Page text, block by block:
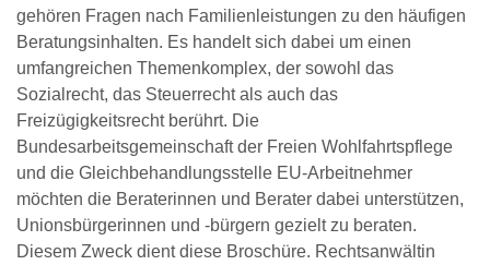
gehören Fragen nach Familienleistungen zu den häufigen
Beratungsinhalten. Es handelt sich dabei um einen
umfangreichen Themenkomplex, der sowohl das
Sozialrecht, das Steuerrecht als auch das
Freizügigkeitsrecht berührt. Die
Bundesarbeitsgemeinschaft der Freien Wohlfahrtspflege
und die Gleichbehandlungsstelle EU-Arbeitnehmer
möchten die Beraterinnen und Berater dabei unterstützen,
Unionsbürgerinnen und -bürgern gezielt zu beraten.
Diesem Zweck dient diese Broschüre. Rechtsanwältin